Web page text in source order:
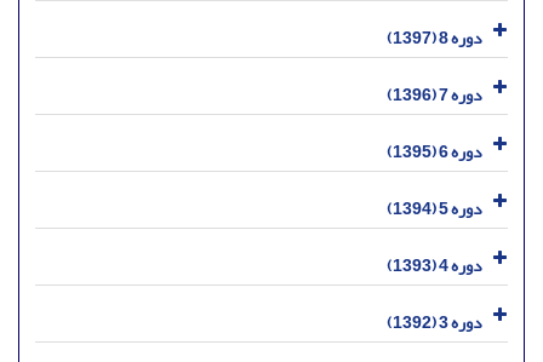
دوره 8 (1397)
دوره 7 (1396)
دوره 6 (1395)
دوره 5 (1394)
دوره 4 (1393)
دوره 3 (1392)